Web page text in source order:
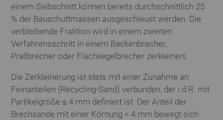
einem Siebschnitt können bereits durchschnittlich 25
% der Bauschuttmassen ausgeschleust werden. Die
verbleibende Fraktion wird in einem zweiten
Verfahrensschritt in einem Backenbrecher,
Prallbrecher oder Flachkegelbrecher zerkleinert.
Die Zerkleinerung ist stets mit einer Zunahme an
Feinanteilen (Recycling-Sand) verbunden, der i.d.R. mit
Partikelgröße ≤ 4 mm definiert ist. Der Anteil der
Brechsande mit einer Körnung < 4 mm bewegt sich